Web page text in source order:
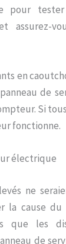
pour
assurez-
en
de
Si
fonctionne.
électrique
ne
la cause
que les
de